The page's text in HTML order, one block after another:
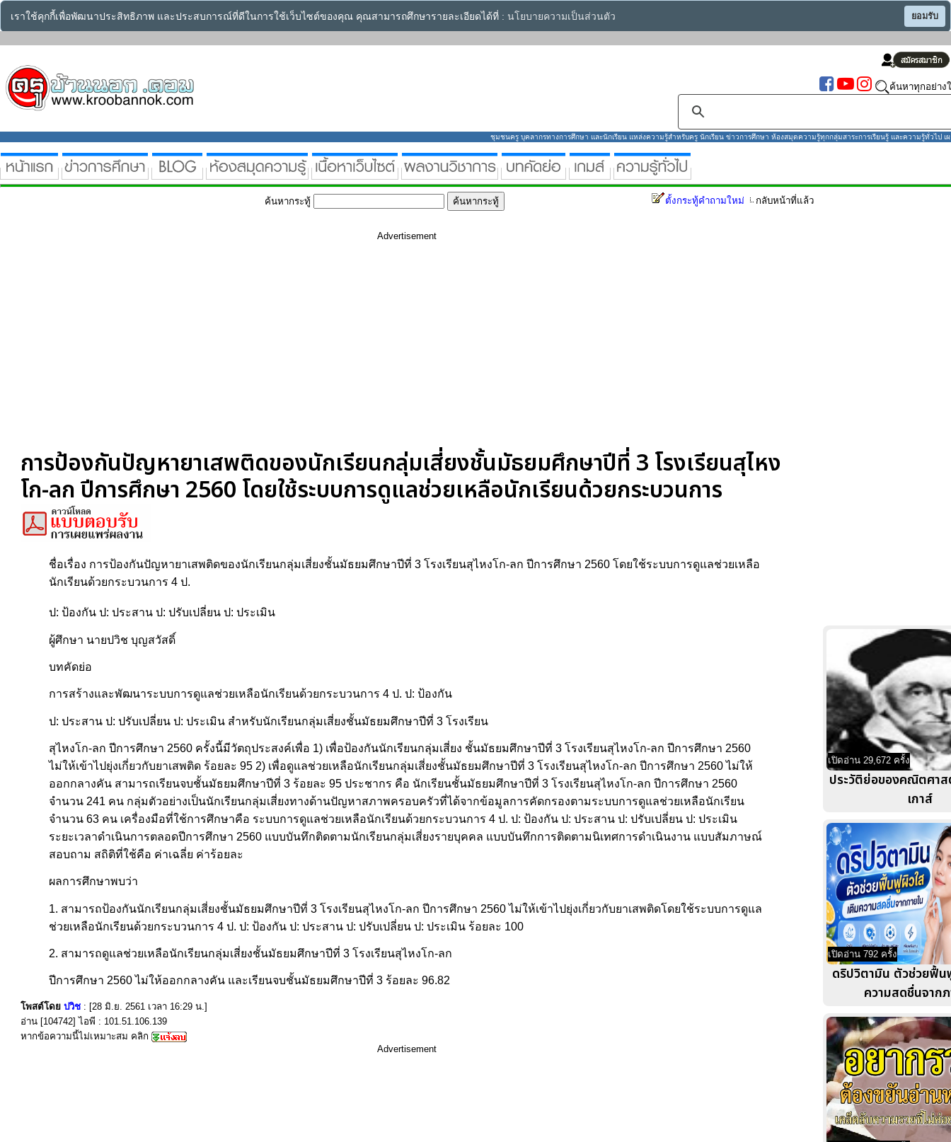
เราใช้คุกกี้เพื่อพัฒนาประสิทธิภาพ และประสบการณ์ที่ดีในการใช้เว็บไซต์ของคุณ คุณสามารถศึกษารายละเอียดได้ที่ : นโยบายความเป็นส่วนตัว ยอมรับ
ค้นหาทุกอย่าง
ชุมชนครู บุคลากรทางการศึกษา และนักเรียน แหล่งความรู้สำหรับครู นักเรียน ข่าวการศึกษา ห้องสมุดความรู้ทุกกลุ่มสาระการเรียนรู้ และความรู้ทั่วไป เ
ค้นหากระทู้ ตั้งกระทู้คำถามใหม่ กลับหน้าที่แล้ว
Advertisement
การป้องกันปัญหายาเสพติดของนักเรียนกลุ่มเสี่ยงชั้นมัธยมศึกษาปีที่ 3 โรงเรียนสุไหง
โก-ลก ปีการศึกษา 2560 โดยใช้ระบบการดูแลช่วยเหลือนักเรียนด้วยกระบวนการ
ชื่อเรื่อง การป้องกันปัญหายาเสพติดของนักเรียนกลุ่มเสี่ยงชั้นมัธยมศึกษาปีที่ 3 โรงเรียนสุไหงโก-ลก ปีการศึกษา 2560 โดยใช้ระบบการดูแลช่วยเหลือ
นักเรียนด้วยกระบวนการ 4 ป.
ป: ป้องกัน ป: ประสาน ป: ปรับเปลี่ยน ป: ประเมิน
ผู้ศึกษา นายปวิช บุญสวัสดิ์
บทคัดย่อ
การสร้างและพัฒนาระบบการดูแลช่วยเหลือนักเรียนด้วยกระบวนการ 4 ป. ป: ป้องกัน
ป: ประสาน ป: ปรับเปลี่ยน ป: ประเมิน สำหรับนักเรียนกลุ่มเสี่ยงชั้นมัธยมศึกษาปีที่ 3 โรงเรียน
สุไหงโก-ลก ปีการศึกษา 2560 ครั้งนี้มีวัตถุประสงค์เพื่อ 1) เพื่อป้องกันนักเรียนกลุ่มเสี่ยง ชั้นมัธยมศึกษาปีที่ 3 โรงเรียนสุไหงโก-ลก ปีการศึกษา 2560
ไม่ให้เข้าไปยุ่งเกี่ยวกับยาเสพติด ร้อยละ 95 2) เพื่อดูแลช่วยเหลือนักเรียนกลุ่มเสี่ยงชั้นมัธยมศึกษาปีที่ 3 โรงเรียนสุไหงโก-ลก ปีการศึกษา 2560 ไม่ให้
ออกกลางคัน สามารถเรียนจบชั้นมัธยมศึกษาปีที่ 3 ร้อยละ 95 ประชากร คือ นักเรียนชั้นมัธยมศึกษาปีที่ 3 โรงเรียนสุไหงโก-ลก ปีการศึกษา 2560
จำนวน 241 คน กลุ่มตัวอย่างเป็นนักเรียนกลุ่มเสี่ยงทางด้านปัญหาสภาพครอบครัวที่ได้จากข้อมูลการคัดกรองตามระบบการดูแลช่วยเหลือนักเรียน
จำนวน 63 คน เครื่องมือที่ใช้การศึกษาคือ ระบบการดูแลช่วยเหลือนักเรียนด้วยกระบวนการ 4 ป. ป: ป้องกัน ป: ประสาน ป: ปรับเปลี่ยน ป: ประเมิน
ระยะเวลาดำเนินการตลอดปีการศึกษา 2560 แบบบันทึกติดตามนักเรียนกลุ่มเสี่ยงรายบุคคล แบบบันทึกการติดตามนิเทศการดำเนินงาน แบบสัมภาษณ์
สอบถาม สถิติที่ใช้คือ ค่าเฉลี่ย ค่าร้อยละ
ผลการศึกษาพบว่า
1. สามารถป้องกันนักเรียนกลุ่มเสี่ยงชั้นมัธยมศึกษาปีที่ 3 โรงเรียนสุไหงโก-ลก ปีการศึกษา 2560 ไม่ให้เข้าไปยุ่งเกี่ยวกับยาเสพติดโดยใช้ระบบการดูแล
ช่วยเหลือนักเรียนด้วยกระบวนการ 4 ป. ป: ป้องกัน ป: ประสาน ป: ปรับเปลี่ยน ป: ประเมิน ร้อยละ 100
2. สามารถดูแลช่วยเหลือนักเรียนกลุ่มเสี่ยงชั้นมัธยมศึกษาปีที่ 3 โรงเรียนสุไหงโก-ลก
ปีการศึกษา 2560 ไม่ให้ออกกลางคัน และเรียนจบชั้นมัธยมศึกษาปีที่ 3 ร้อยละ 96.82
โพสต์โดย ปวิช : [28 มิ.ย. 2561 เวลา 16:29 น.]
อ่าน [104742] ไอพี : 101.51.106.139
หากข้อความนี้ไม่เหมาะสม คลิก
Advertisement
เปิดอ่าน 29,672 ครั้ง
ประวัติย่อของคณิตศา
เกาส์
เปิดอ่าน 792 ครั้ง
ดริปวิตามิน ตัวช่วยฟื้น
ความสดชื่นจาก